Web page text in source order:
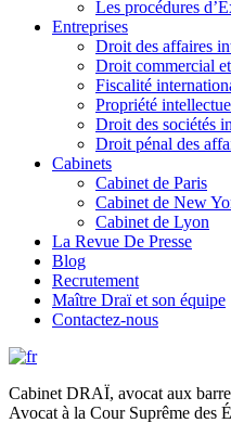
Les procédures
Entreprises
Droit des affaires
Droit commercial
Fiscalité
Propriété
Droit des sociétés
Droit pénal des
Cabinets
Cabinet de Paris
Cabinet de New
Cabinet de Lyon
La Revue De Presse
Blog
Recrutement
Maître Draï et son équipe
Contactez-nous
Cabinet DRAÏ, avocat aux
Avocat à la Cour Suprême des